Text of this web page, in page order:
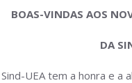
BOAS-VINDAS AOS
DA
UEA tem a honra e